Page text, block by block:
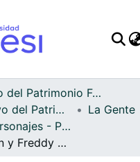
Statistics
Archivo del Patrimonio Fotográfico y Fílmico del Valle del Cauca
Fondo Archivo del Patrimonio Fotográfico y Fílmico del Valle del Cauca
La Gente
APFFVC - Personajes - Patrimonial
Jorge Aragón y Freddy Riascos. Jamundí